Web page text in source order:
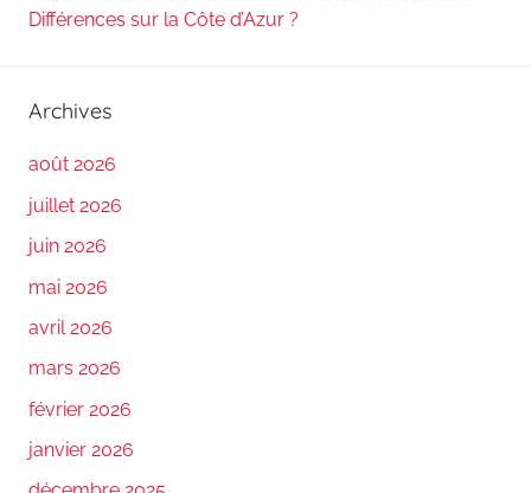
Différences sur la Côte d’Azur ?
Archives
août 2026
juillet 2026
juin 2026
mai 2026
avril 2026
mars 2026
février 2026
janvier 2026